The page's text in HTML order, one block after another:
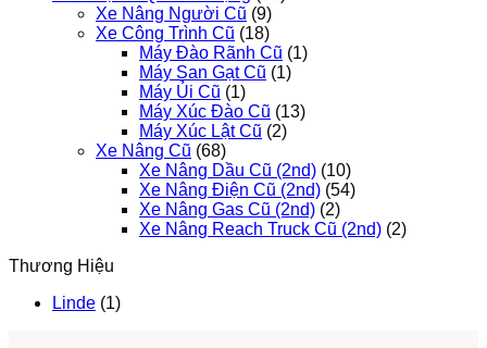
Xe Nâng Người Cũ (9)
Xe Công Trình Cũ (18)
Máy Đào Rãnh Cũ (1)
Máy San Gạt Cũ (1)
Máy Ủi Cũ (1)
Máy Xúc Đào Cũ (13)
Máy Xúc Lật Cũ (2)
Xe Nâng Cũ (68)
Xe Nâng Dầu Cũ (2nd) (10)
Xe Nâng Điện Cũ (2nd) (54)
Xe Nâng Gas Cũ (2nd) (2)
Xe Nâng Reach Truck Cũ (2nd) (2)
Thương Hiệu
Linde (1)